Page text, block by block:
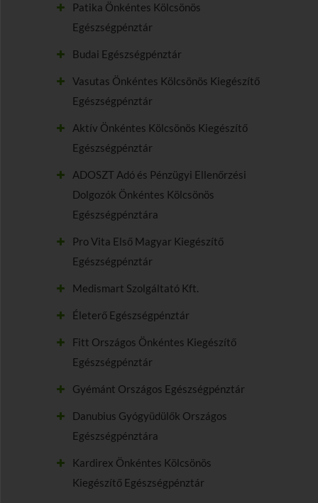
Patika Önkéntes Kölcsönös
Egészségpénztár
Budai Egészségpénztár
Vasutas Önkéntes Kölcsönös Kiegészítő
Egészségpénztár
Aktív Önkéntes Kölcsönös Kiegészítő
Egészségpénztár
ADOSZT Adó és Pénzügyi Ellenőrzési
Dolgozók Önkéntes Kölcsönös
Egészségpénztára
Pro Vita Első Magyar Kiegészítő
Egészségpénztár
Medismart Szolgáltató Kft.
Életerő Egészségpénztár
Fitt Országos Önkéntes Kiegészítő
Egészségpénztár
Gyémánt Országos Egészségpénztár
Danubius Gyógyüdülők Országos
Egészségpénztára
Kardirex Önkéntes Kölcsönös
Kiegészítő Egészségpénztár